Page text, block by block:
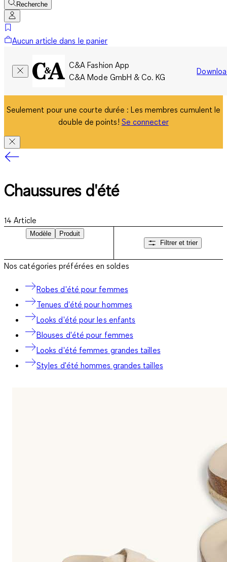
Recherche
Aucun article dans le panier
C&A Fashion App
C&A Mode GmbH & Co. KG
Seulement pour une courte durée : Les membres cumulent le
double de points! Se connecter
Chaussures d'été
14 Article
Modèle
Produit
Filtrer et trier
Nos catégories préférées en soldes
Robes d'été pour femmes
Tenues d'été pour hommes
Looks d'été pour les enfants
Blouses d'été pour femmes
Looks d'été femmes grandes tailles
Styles d'été hommes grandes tailles